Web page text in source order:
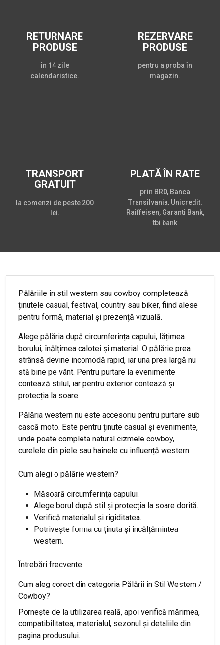
RETURNARE
PRODUSE
în 14 zile
calendaristice.
REZERVARE
PRODUSE
pentru a proba în
magazin.
TRANSPORT
GRATUIT
la comenzi de peste 200
lei.
PLATĂ ÎN RATE
prin BRD, Banca
Transilvania, Unicredit,
Raiffeisen, Garanti Bank,
tbi bank
Pălăriile în stil western sau cowboy completează
ținutele casual, festival, country sau biker, fiind alese
pentru formă, material și prezență vizuală.
Alege pălăria după circumferința capului, lățimea
borului, înălțimea calotei și material. O pălărie prea
strânsă devine incomodă rapid, iar una prea largă nu
stă bine pe vânt. Pentru purtare la evenimente
contează stilul, iar pentru exterior contează și
protecția la soare.
Pălăria western nu este accesoriu pentru purtare sub
cască moto. Este pentru ținute casual și evenimente,
unde poate completa natural cizmele cowboy,
curelele din piele sau hainele cu influență western.
Cum alegi o pălărie western?
Măsoară circumferința capului.
Alege borul după stil și protecția la soare dorită.
Verifică materialul și rigiditatea.
Potrivește forma cu ținuta și încălțămintea
western.
Întrebări frecvente
Cum aleg corect din categoria Pălării în Stil Western /
Cowboy?
Pornește de la utilizarea reală, apoi verifică mărimea,
compatibilitatea, materialul, sezonul și detaliile din
pagina produsului.